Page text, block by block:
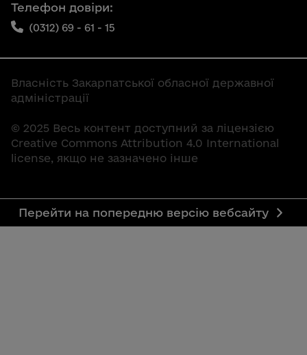
Телефон довіри:
(0312) 69 - 61 - 15
Власність Закарпатської обласної державної
адміністрації
© 2025 Весь контент доступний за ліцензією
Creative Commons Attribution 4.0 International
license, якщо не зазначено інше
Перейти на попередню версію вебсайту